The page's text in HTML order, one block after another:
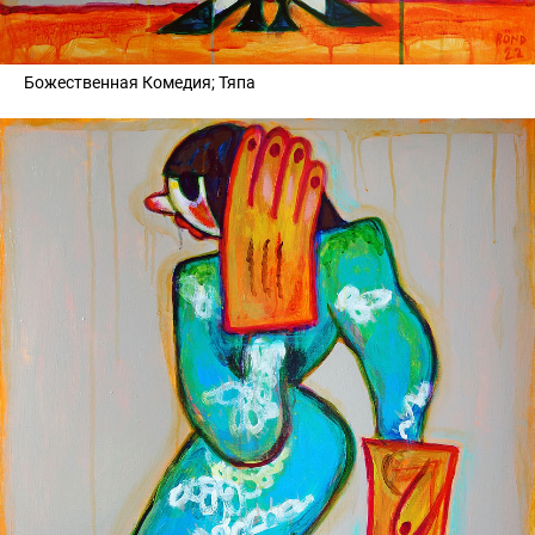
Божественная Комедия; Тяпа